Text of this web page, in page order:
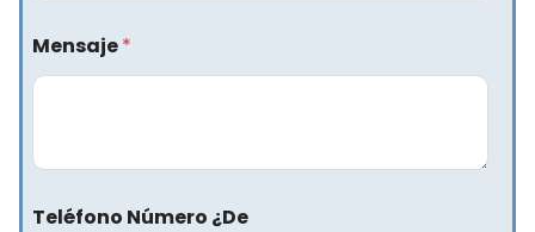
Mensaje*
Teléfono Número ¿De